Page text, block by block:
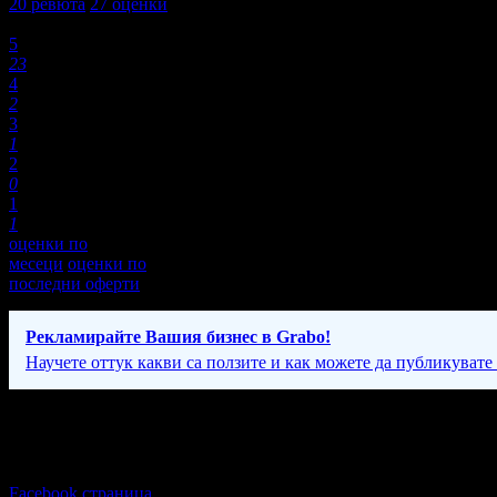
20 ревюта 27 оценки
5
23
4
2
3
1
2
0
1
1
оценки по
месеци оценки по
последни оферти
Рекламирайте Вашия бизнес в Grabo!
Научете оттук какви са ползите и как можете да публикувате
Facebook страница